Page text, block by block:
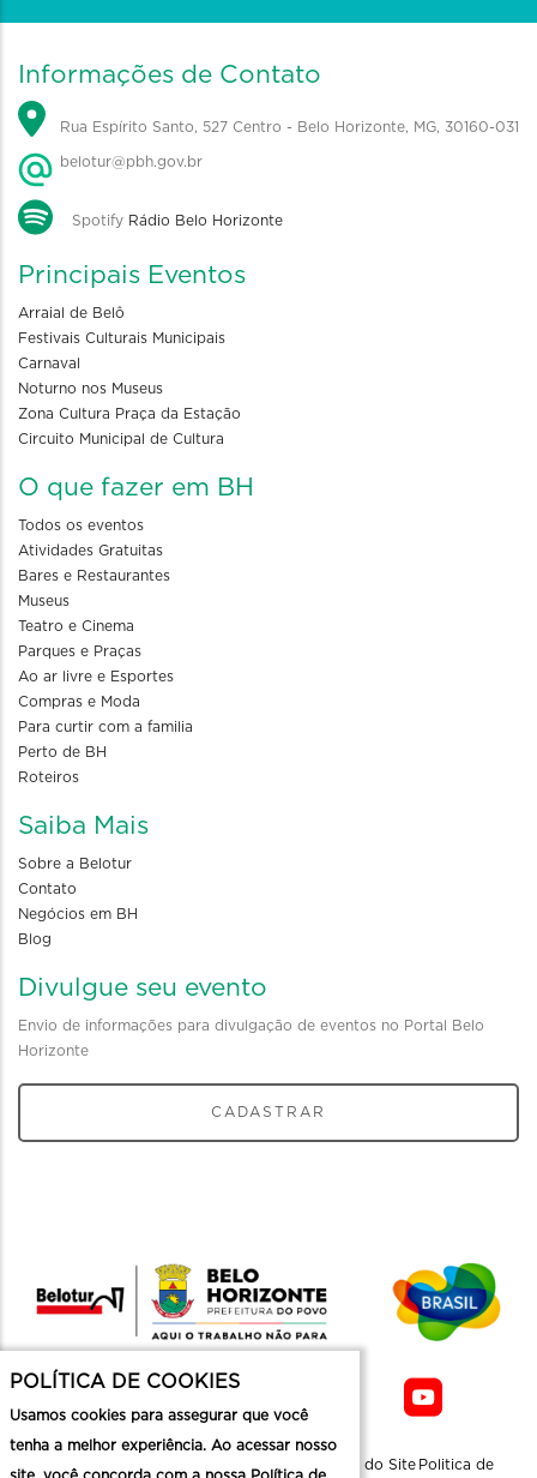
Informações de Contato
Rua Espírito Santo, 527 Centro - Belo Horizonte, MG, 30160-031
belotur@pbh.gov.br
Spotify Rádio Belo Horizonte
Principais Eventos
Arraial de Belô
Festivais Culturais Municipais
Carnaval
Noturno nos Museus
Zona Cultura Praça da Estação
Circuito Municipal de Cultura
O que fazer em BH
Todos os eventos
Atividades Gratuitas
Bares e Restaurantes
Museus
Teatro e Cinema
Parques e Praças
Ao ar livre e Esportes
Compras e Moda
Para curtir com a familia
Perto de BH
Roteiros
Saiba Mais
Sobre a Belotur
Contato
Negócios em BH
Blog
Divulgue seu evento
Envio de informações para divulgação de eventos no Portal Belo
Horizonte
CADASTRAR
Mapa do Site Politica de
POLÍTICA DE COOKIES
Usamos cookies para assegurar que você
tenha a melhor experiência. Ao acessar nosso